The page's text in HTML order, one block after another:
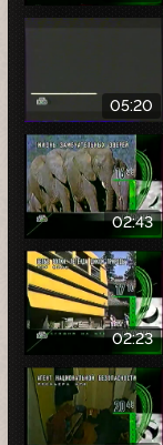
05:20
02:43
02:23